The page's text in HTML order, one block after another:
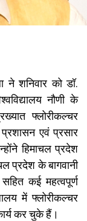
ने शनिवार को डॉ.
नौणी के
फ्लोरीकल्चर
एवं प्रसार
हिमाचल प्रदेश
प्रदेश के बागवानी
कई महत्वपूर्ण
में फ्लोरीकल्चर
कर चुके हैं।